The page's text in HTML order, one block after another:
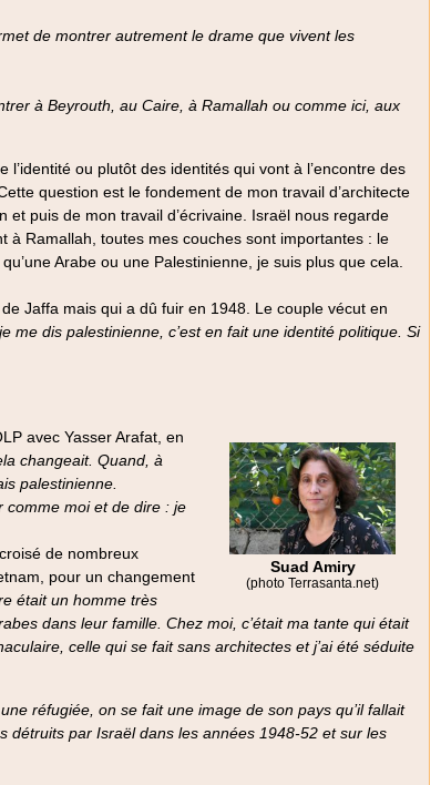
de montrer autrement le drame que vivent les
à Beyrouth, au Caire, à Ramallah ou comme ici, aux
ou plutôt des identités qui vont à l’encontre des
question est le fondement de mon travail d’architecte
puis de mon travail d’écrivaine. Israël nous regarde
à Ramallah, toutes mes couches sont importantes : le
Arabe ou une Palestinienne, je suis plus que cela.
Jaffa mais qui a dû fuir en 1948. Le couple vécut en
me dis palestinienne, c’est en fait une identité politique. Si
Suad Amiry
(photo Terrasanta.net)
avec Yasser Arafat, en
changeait. Quand, à
palestinienne.
comme moi et de dire : je
de nombreux
pour un changement
était un homme très
dans leur famille. Chez moi, c’était ma tante qui était
celle qui se fait sans architectes et j’ai été séduite
réfugiée, on se fait une image de son pays qu’il fallait
détruits par Israël dans les années 1948-52 et sur les